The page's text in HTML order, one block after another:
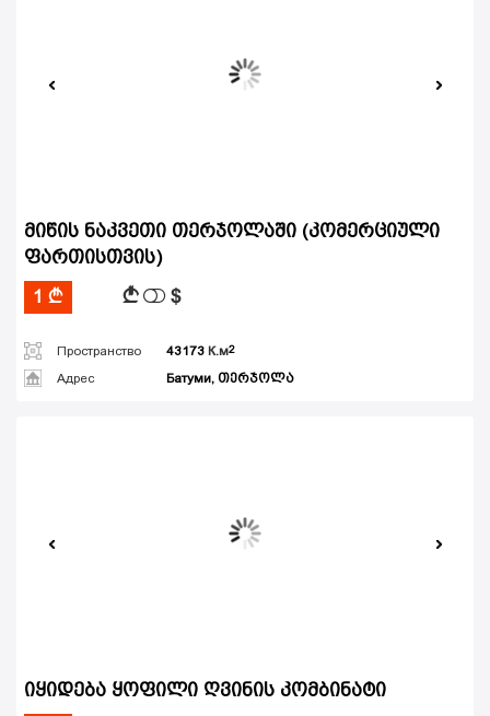
მიწის ნაკვეთი თერჯოლაში (კომერციული
ფართისთვის)
1 A A $
Пространство 43173 К.м
Адрес
Батуми, თერჯოლა
იყიდება ყოფილი ღვინის კომბინატი